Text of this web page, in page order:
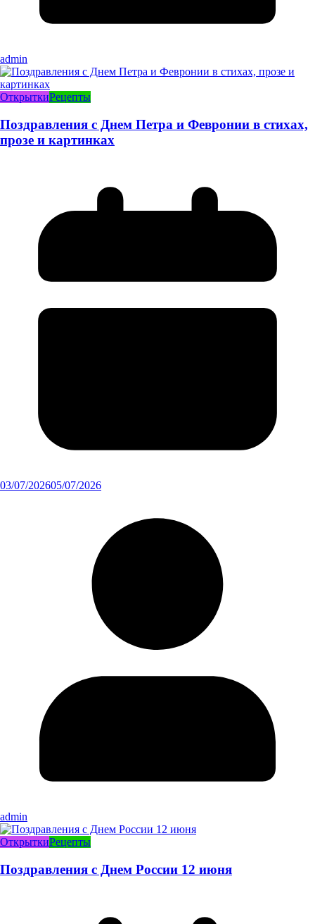
admin
ОткрыткиРецепты
Поздравления с Днем Петра и Февронии в стихах,
прозе и картинках
03/07/202605/07/2026
admin
ОткрыткиРецепты
Поздравления с Днем России 12 июня